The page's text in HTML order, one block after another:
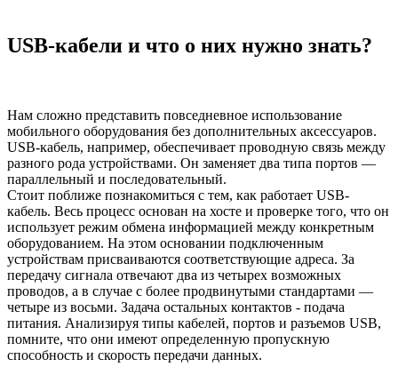
USB-кабели и что о них нужно знать?
Нам сложно представить повседневное использование
мобильного оборудования без дополнительных аксессуаров.
USB-кабель, например, обеспечивает проводную связь между
разного рода устройствами. Он заменяет два типа портов —
параллельный и последовательный.
Стоит поближе познакомиться с тем, как работает USB-
кабель. Весь процесс основан на хосте и проверке того, что он
использует режим обмена информацией между конкретным
оборудованием. На этом основании подключенным
устройствам присваиваются соответствующие адреса. За
передачу сигнала отвечают два из четырех возможных
проводов, а в случае с более продвинутыми стандартами —
четыре из восьми. Задача остальных контактов - подача
питания. Анализируя типы кабелей, портов и разъемов USB,
помните, что они имеют определенную пропускную
способность и скорость передачи данных.